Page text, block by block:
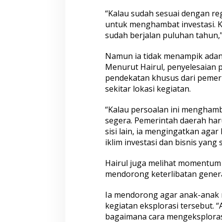
e
i
s
k
K
E
I
“Kalau sudah sesuai dengan
untuk menghambat investasi.
sudah berjalan puluhan
Namun ia tidak menampik
Menurut Hairul, penyelesaian
pendekatan khusus dari
sekitar lokasi kegiatan.
“Kalau persoalan ini
segera. Pemerintah daerah
sisi lain, ia mengingatkan
iklim investasi dan bisnis yang
Hairul juga melihat
mendorong keterlibatan
Ia mendorong agar anak-
kegiatan eksplorasi tersebut.
bagaimana cara